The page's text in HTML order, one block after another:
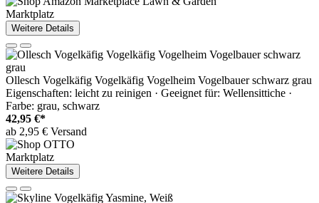
Marktplatz
Weitere Details
Ollesch Vogelkäfig Vogelkäfig Vogelheim Vogelbauer schwarz grau
Eigenschaften: leicht zu reinigen · Geeignet für: Wellensittiche ·
Farbe: grau, schwarz
42,95 €*
ab 2,95 € Versand
Marktplatz
Weitere Details